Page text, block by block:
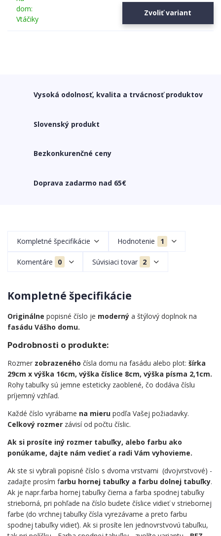
Zvoliť variant
Vysoká odolnosť, kvalita a trvácnosť produktov
Slovenský produkt
Bezkonkurenčné ceny
Doprava zadarmo nad 65€
Kompletné špecifikácie Hodnotenie 1
Komentáre 0 Súvisiaci tovar 2
Kompletné špecifikácie
Originálne popisné číslo je moderný a štýlový doplnok na
fasádu Vášho domu.
Podrobnosti o produkte:
Rozmer zobrazeného čísla domu na fasádu alebo plot: šírka
29cm x výška 16cm, výška číslice 8cm, výška písma 2,1cm.
Rohy tabuľky sú jemne esteticky zaoblené, čo dodáva číslu
príjemný vzhľad.
Každé číslo vyrábame na mieru podľa Vašej požiadavky.
Celkový rozmer závisí od počtu číslic.
Ak si prosíte iný rozmer tabuľky, alebo farbu ako
ponúkame, dajte nám vedieť a radi Vám vyhovieme.
Ak ste si vybrali popisné číslo s dvoma vrstvami (dvojvrstvové) -
zadajte prosím farbu hornej tabuľky a farbu dolnej tabuľky.
Ak je napr.farba hornej tabuľky čierna a farba spodnej tabuľky
strieborná, pri pohľade na číslo budete číslice vidieť v striebornej
farbe (do vrchnej tabuľky čísla vyrezávame a preto farbu
spodnej tabuľky vidieť). Ak si prosíte len jednovrstvovú tabuľku,